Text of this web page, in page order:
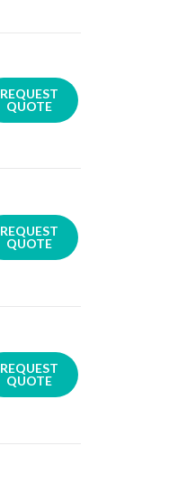
REQUEST
QUOTE
REQUEST
QUOTE
REQUEST
QUOTE